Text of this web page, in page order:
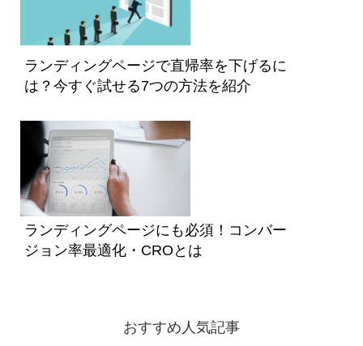
ランディングページで直帰率を下げるに
は？今すぐ試せる7つの方法を紹介
ランディングページにも必須！コンバー
ジョン率最適化・CROとは
おすすめ人気記事